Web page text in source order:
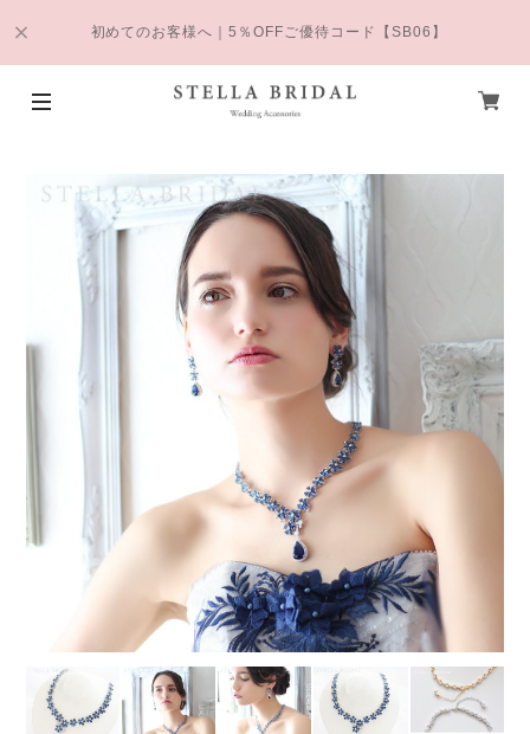
初めてのお客様へ｜5％OFFご優待コード【SB06】